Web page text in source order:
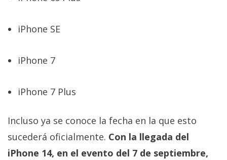
informática,
trucos y
El Grupo
2026.Algunos
iPhone SE
iPhone 7
iPhone 7 Plus
Incluso ya se conoce la fecha en la que esto
sucederá oficialmente. Con la llegada del
iPhone 14, en el evento del 7 de septiembre,